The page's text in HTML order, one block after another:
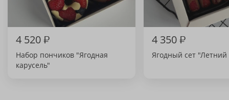
4 520₽
Набор пончиков "Ягодная
карусель"
4 350₽
Ягодный сет "Летний